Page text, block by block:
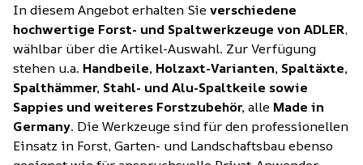
In diesem Angebot erhalten Sie verschiedene
hochwertige Forst- und Spaltwerkzeuge von ADLER,
wählbar über die Artikel-Auswahl. Zur Verfügung
stehen u.a. Handbeile, Holzaxt-Varianten, Spaltäxte,
Spalthämmer, Stahl- und Alu-Spaltkeile sowie
Sappies und weiteres Forstzubehör,alle Made in
Germany. Die Werkzeuge sind für den professionellen
Einsatz in Forst, Garten- und Landschaftsbau ebenso